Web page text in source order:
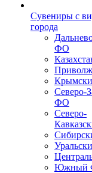
Сувениры с
города
ФО
Северо-
ФО
Северо-
Южный